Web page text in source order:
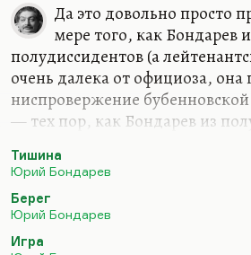
Да это довольно просто
мере того, как Бондарев
полудиссидентов (а
очень далека от официоза,
ниспровержение
— тех пор, как Бондарев из
Российской Федерации, он
Возможно, что идеология
еще остается на самом деле.
«Выбора» вовсе не в том, что
выглядит предателем. Он не
Тишина
Юрий Бондарев
Берег
Юрий Бондарев
Игра